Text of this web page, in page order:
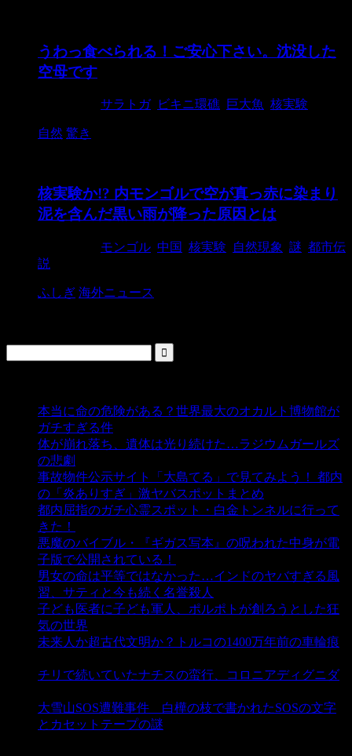
うわっ食べられる！ご安心下さい。沈没した
空母です
サラトガ, ビキニ環礁 巨大魚 核実験
自然 驚き
核実験か!? 内モンゴルで空が真っ赤に染まり
泥を含んだ黒い雨が降った原因とは
モンゴル 中国 核実験 自然現象 謎 都市伝
説
ふしぎ 海外ニュース
本当に命の危険がある？世界最大のオカルト博物館が
ガチすぎる件
体が崩れ落ち、遺体は光り続けた…ラジウムガールズ
の悲劇
事故物件公示サイト「大島てる」で見てみよう！ 都内
の「炎ありすぎ」激ヤバスポットまとめ
都内屈指のガチ心霊スポット・白金トンネルに行って
きた！
悪魔のバイブル・『ギガス写本』の呪われた中身が電
子版で公開されている！
男女の命は平等ではなかった…インドのヤバすぎる風
習、サティと今も続く名誉殺人
子ども医者に子ども軍人、ポルポトが創ろうとした狂
気の世界
未来人か超古代文明か？トルコの1400万年前の車輪痕
チリで続いていたナチスの蛮行、コロニアディグニダ
大雪山SOS遭難事件 白樺の枝で書かれたSOSの文字
とカセットテープの謎